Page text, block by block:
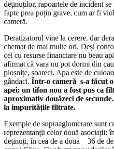
deținuților, rapoartele de incident
fapte prea puțin grave, cum ar fi
cameră.
Deratizatorul vine la cerere, dar
chemat de mai multe ori. Deși
cei cu resurse financiare nu beau
afirmat că vara nu pot dormi din
ploșnițe, șoareci. Apa este de
gândaci. Într-o cameră s-a făcut
apei: un tifon nou a fost pus ca
aproximativ douăzeci de
la impuritățile filtrate.
Exemple de supraaglomerare sunt
reprezentanții celor două asociații:
deținuți, în cea de a doua – 36 de